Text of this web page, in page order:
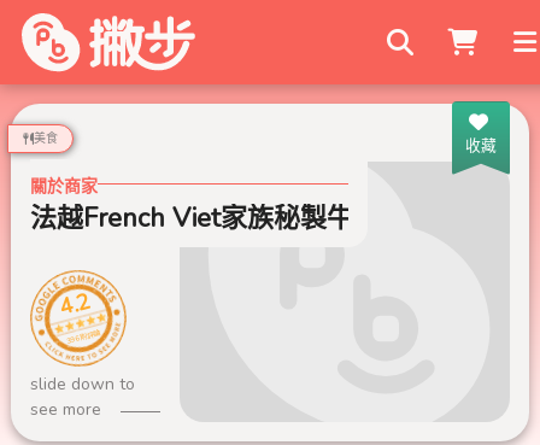
搜尋商家
收藏
美食
關於商家
法越French Viet家族秘製牛肉河粉
4.2
396 則評論
slide down to
see more